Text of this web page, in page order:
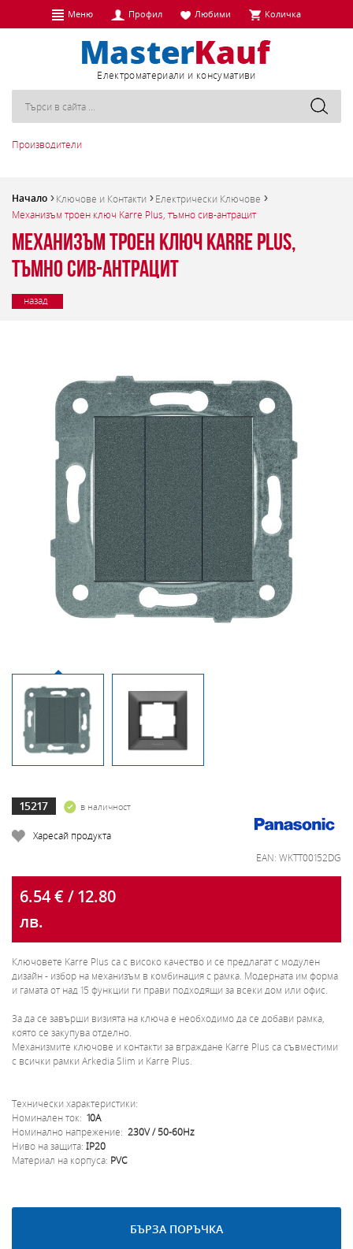
Меню Профил Любими Количка
Eлектроматериали и консумативи
Производители
Начало Ключове и Контакти
Електрически Ключове
Механизъм троен ключ Karre Plus, тъмно сив-антрацит
Механизъм троен ключ Karre Plus,
тъмно сив-антрацит
назад
15217 в наличност
Харесай продукта
EAN: WKTT00152DG
6.54 € / 12.80
лв.
Ключовете Karre Plus са с високо качество и се предлагат с модулен
дизайн - избор на механизъм в комбинация с рамка. Модерната им форма
и гамата от над 15 функции ги прави подходящи за всеки дом или офис.
За да се завърши визията на ключа е необходимо да се добави рамка,
която се закупува отделно.
Механизмите ключове и контакти за вграждане Karre Plus са съвместими
с всички рамки Arkedia Slim и Karre Plus.
Технически характеристики:
Номинален ток: 10A
Номинално напрежение: 230V / 50-60Hz
Ниво на защита: IP20
Материал на корпуса: PVC
БЪРЗА ПОРЪЧКА